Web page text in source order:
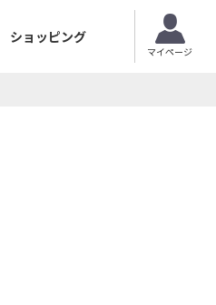
ショッピング
マイページ